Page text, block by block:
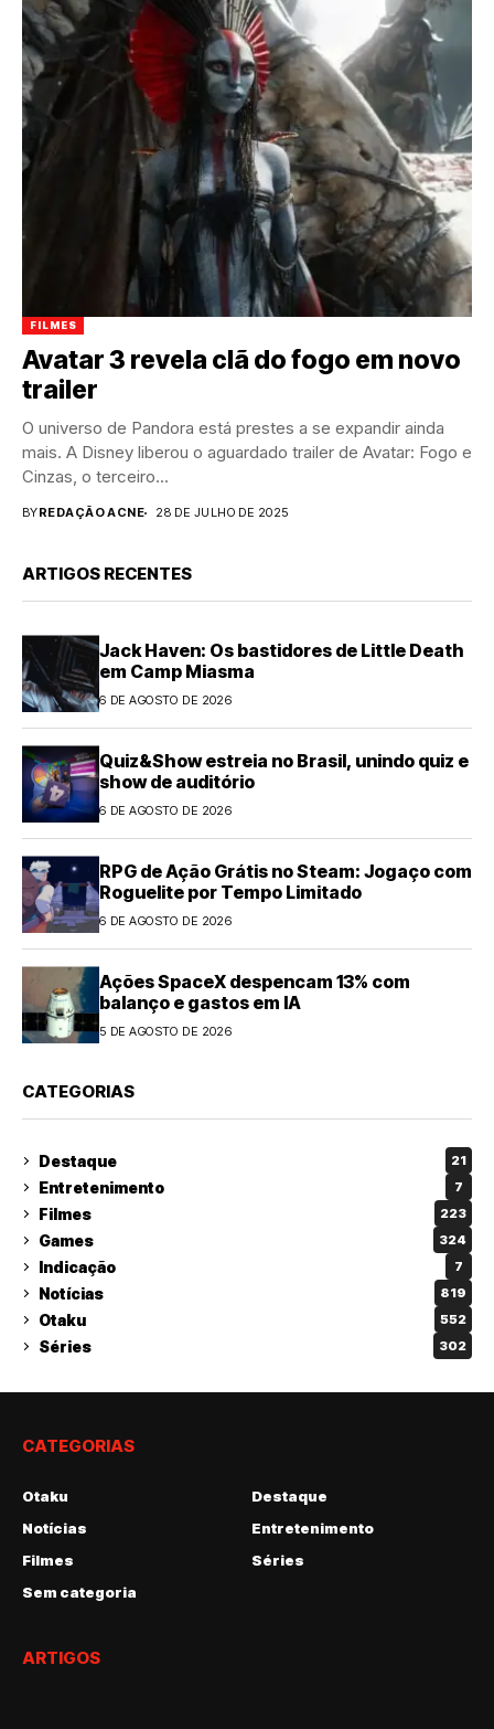
FILMES
Avatar 3 revela clã do fogo em novo
trailer
O universo de Pandora está prestes a se expandir ainda
mais. A Disney liberou o aguardado trailer de Avatar: Fogo e
Cinzas, o terceiro...
BYREDAÇÃO ACNE 28 DE JULHO DE 2025
ARTIGOS RECENTES
Jack Haven: Os bastidores de Little Death
em Camp Miasma
6 DE AGOSTO DE 2026
Quiz&Show estreia no Brasil, unindo quiz e
show de auditório
6 DE AGOSTO DE 2026
RPG de Ação Grátis no Steam: Jogaço com
Roguelite por Tempo Limitado
6 DE AGOSTO DE 2026
Ações SpaceX despencam 13% com
balanço e gastos em IA
5 DE AGOSTO DE 2026
CATEGORIAS
Destaque 21
Entretenimento 7
Filmes 223
Games 324
Indicação 7
Notícias 819
Otaku 552
Séries 302
CATEGORIAS
Otaku
Destaque
Notícias
Entretenimento
Filmes
Séries
Sem categoria
ARTIGOS